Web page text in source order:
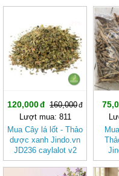
120,000
160,000
Lượt mua: 811
Mua Cây lá lốt - Thảo
dược xanh Jindo.vn
JD236 caylalot v2